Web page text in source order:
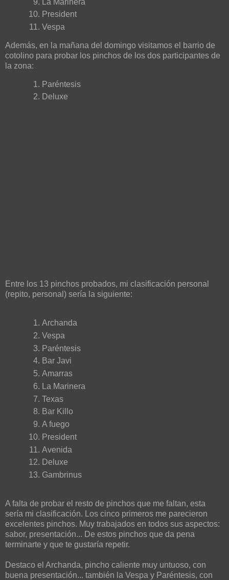
President
Vespa
Además, en la mañana del domingo visitamos el barrio de
cotolino para probar los pinchos de los dos participantes de
la zona:
Paréntesis
Deluxe
Entre los 13 pinchos probados, mi clasificación personal
(repito, personal) sería la siguiente:
Archanda
Vespa
Paréntesis
Bar Javi
Amarras
La Marinera
Texas
Bar Killo
A fuego
President
Avenida
Deluxe
Gambrinus
A falta de probar el resto de pinchos que me faltan, esta
sería mi clasificación. Los cinco primeros me parecieron
excelentes pinchos. Muy trabajados en todos sus aspectos:
sabor, presentación... De estos pinchos que da pena
terminarte y que te gustaría repetir.
Destaco el Archanda, pincho caliente muy untuoso, con
buena presentación... también la Vespa y Paréntesis, con